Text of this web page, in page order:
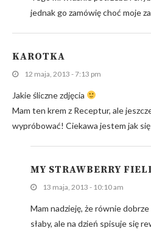
jednak go zamówię choć moje
KAROTKA
12 maja, 2013 - 7:13 pm
Jakie śliczne zdjęcia
Mam ten krem z Receptur, ale
wypróbować! Ciekawa jestem jak
MY STRAWBERRY
13 maja, 2013 - 10:10 am
Mam nadzieję, że równie dobrze
słaby, ale na dzień spisuje się